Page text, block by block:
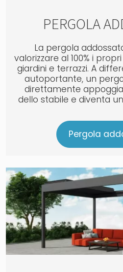
PERGOLA
La pergola
valorizzare al 100% i
giardini e terrazzi. A
autoportante, un
direttamente
dello stabile e diventa
Pergola